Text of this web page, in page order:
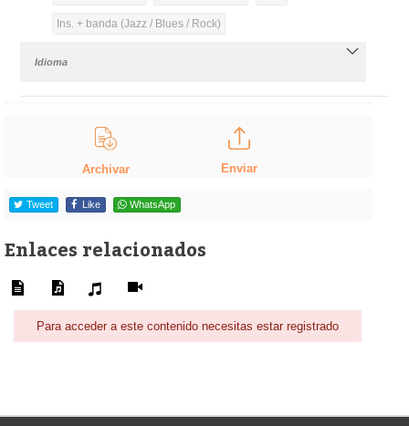
Ins. + banda (Jazz / Blues / Rock)
Idioma
Archivar Enviar
Tweet Like WhatsApp
Enlaces relacionados
Para acceder a este contenido necesitas estar registrado